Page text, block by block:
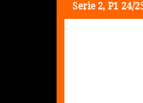
Serie 2, P1 24/